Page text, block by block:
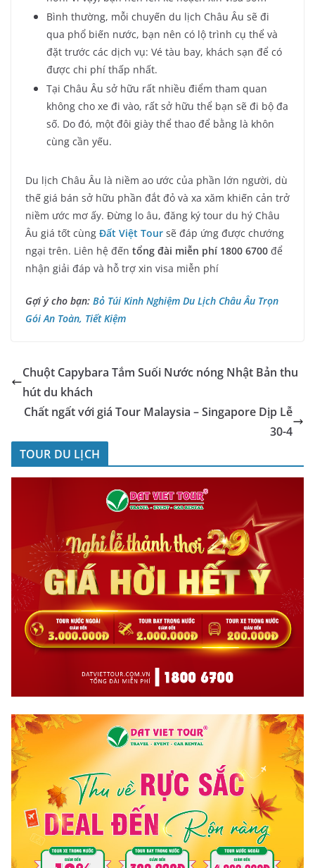
Bình thường, mỗi chuyến du lịch Châu Âu sẽ đi
qua phổ biến nước, bạn nên có lộ trình cụ thể và
đặt trước các dịch vụ: Vé tàu bay, khách sạn để có
được chi phí thấp nhất.
Tại Châu Âu sở hữu rất nhiều điểm tham quan
không cho xe đi vào, rất sở hữu thể bạn sẽ đi bộ đa
số. Do đó, một đôi giày thể thao để bằng là khôn
cùng cần yếu.
Du lịch Châu Âu là niềm ao ước của phần lớn người, dù
thế giá bán sở hữu phần đắt đỏ và xa xăm khiến cản trở
niềm ước mơ ấy. Đừng lo âu, đăng ký tour du hý Châu
Âu giá tốt cùng Đất Việt Tour sẽ đáp ứng được chướng
ngại trên. Liên hệ đến tổng đài miễn phí 1800 6700 để
nhận giải đáp và hỗ trợ xin visa miễn phí
Gợi ý cho bạn: Bỏ Túi Kinh Nghiệm Du Lịch Châu Âu Trọn
Gói An Toàn, Tiết Kiệm
Chuột Capybara Tắm Suối Nước nóng Nhật Bản thu
hút du khách
Chất ngất với giá Tour Malaysia – Singapore Dịp Lễ
30-4
TOUR DU LỊCH